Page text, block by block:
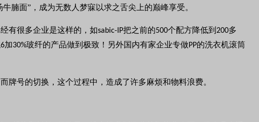
腩面”，成为无数人梦寐以求之舌尖上的巅峰享受。
有很多企业是这样的，如sabic-IP把之前的500个配方降低到 200多
6加30%玻纤的产品做到极致！另外国内有家企业专做PP的洗衣机滚筒
号的切换，这个过程中，造成了许多麻烦和物料浪费。